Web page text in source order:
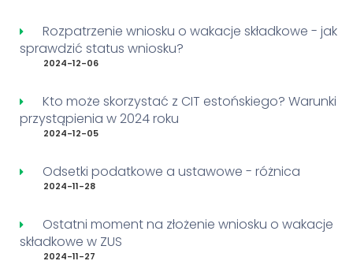
Rozpatrzenie wniosku o wakacje składkowe - jak
sprawdzić status wniosku?
2024-12-06
Kto może skorzystać z CIT estońskiego? Warunki
przystąpienia w 2024 roku
2024-12-05
Odsetki podatkowe a ustawowe - różnica
2024-11-28
Ostatni moment na złożenie wniosku o wakacje
składkowe w ZUS
2024-11-27